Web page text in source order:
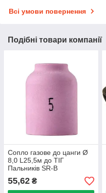
Всі умови повернення
Подібні товари компанії
Сопло газове до цанги Ø
8,0 L25,5м до TІГ
Пальників SR-B
9/17/18/21/26 ESAB
55,62 ₴